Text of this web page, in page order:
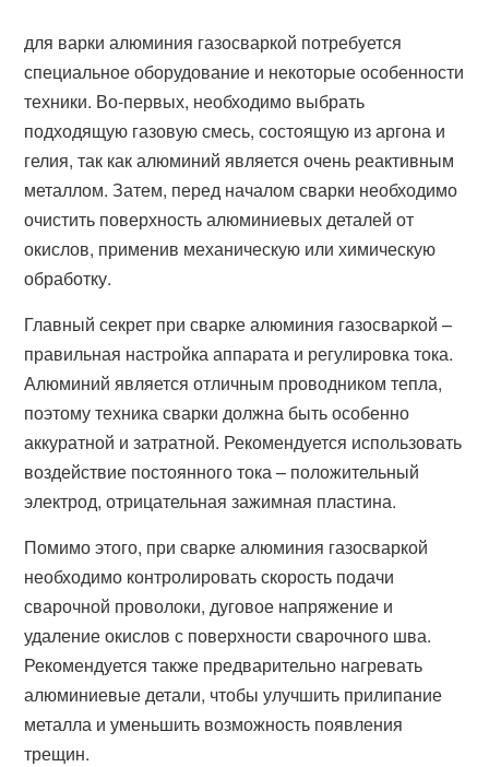
для варки алюминия газосваркой потребуется
специальное оборудование и некоторые особенности
техники. Во-первых, необходимо выбрать
подходящую газовую смесь, состоящую из аргона и
гелия, так как алюминий является очень реактивным
металлом. Затем, перед началом сварки необходимо
очистить поверхность алюминиевых деталей от
окислов, применив механическую или химическую
обработку.
Главный секрет при сварке алюминия газосваркой –
правильная настройка аппарата и регулировка тока.
Алюминий является отличным проводником тепла,
поэтому техника сварки должна быть особенно
аккуратной и затратной. Рекомендуется использовать
воздействие постоянного тока – положительный
электрод, отрицательная зажимная пластина.
Помимо этого, при сварке алюминия газосваркой
необходимо контролировать скорость подачи
сварочной проволоки, дуговое напряжение и
удаление окислов с поверхности сварочного шва.
Рекомендуется также предварительно нагревать
алюминиевые детали, чтобы улучшить прилипание
металла и уменьшить возможность появления
трещин.